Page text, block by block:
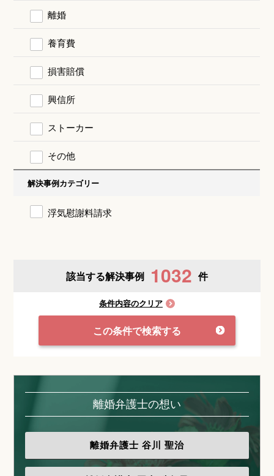
離婚
養育費
損害賠償
興信所
ストーカー
その他
解決事例カテゴリー
浮気慰謝料請求
該当する解決事例 1032 件
条件内容のクリア
この条件で検索する
離婚弁護士の想い
離婚弁護士 谷川 聖治